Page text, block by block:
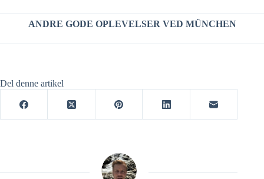
ANDRE GODE OPLEVELSER VED MÜNCHEN
Del denne artikel